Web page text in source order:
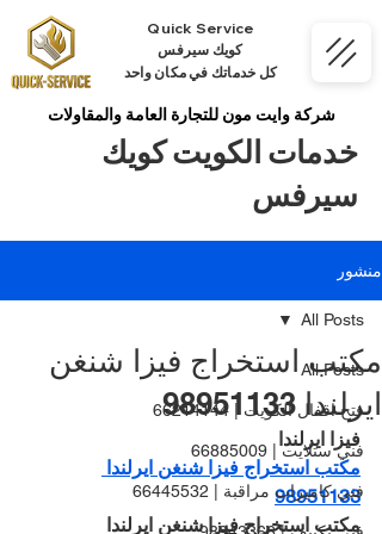
Quick Service
كويك سيرفس
كل خدماتك في مكان واحد
شركة وايت مون للتجارة العامة والمقاولات
خدمات الكويت كويك
سيرفس
منشور
All Posts
فتح اقفال الكويت | 66214144
فني ستلايت | 66885009
فني كاميرات مراقبة | 66445532
All Posts
مكتب استخراج فيزا شنغن
ايرلندا 98951133
فيزا ايرلندا
مكتب استخراج فيزا شنغن ايرلندا
98951133
مكتب استخراج فيزا شنغن ايرلندا